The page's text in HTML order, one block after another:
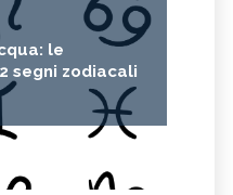
le
segni zodiacali